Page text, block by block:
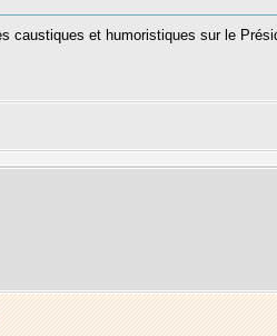
caustiques et humoristiques sur le